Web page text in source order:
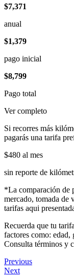
$7,371
anual
$1,379
pago inicial
$8,799
Pago total
Ver completo
Si recorres más
pagarás una tarifa
$480 al mes
sin reporte de
*La comparación de
mercado, tomada de
tarifas aqui
Recuerda que tu
factores como: edad,
Consulta términos y
Previous
Next